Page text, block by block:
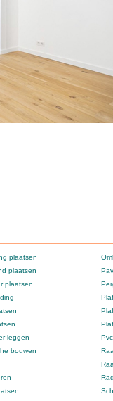
plaatsen
plaatsen
plaatsen
leggen
bouwen